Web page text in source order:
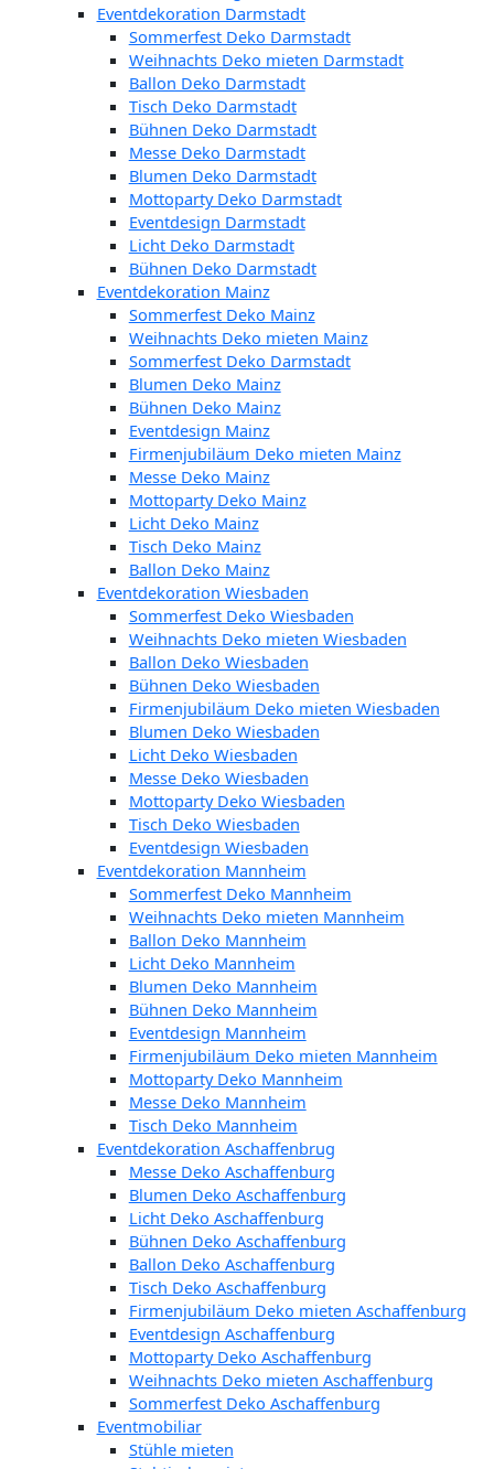
Eventdekoration Darmstadt
Sommerfest Deko Darmstadt
Weihnachts Deko mieten Darmstadt
Ballon Deko Darmstadt
Tisch Deko Darmstadt
Bühnen Deko Darmstadt
Messe Deko Darmstadt
Blumen Deko Darmstadt
Mottoparty Deko Darmstadt
Eventdesign Darmstadt
Licht Deko Darmstadt
Bühnen Deko Darmstadt
Eventdekoration Mainz
Sommerfest Deko Mainz
Weihnachts Deko mieten Mainz
Sommerfest Deko Darmstadt
Blumen Deko Mainz
Bühnen Deko Mainz
Eventdesign Mainz
Firmenjubiläum Deko mieten Mainz
Messe Deko Mainz
Mottoparty Deko Mainz
Licht Deko Mainz
Tisch Deko Mainz
Ballon Deko Mainz
Eventdekoration Wiesbaden
Sommerfest Deko Wiesbaden
Weihnachts Deko mieten Wiesbaden
Ballon Deko Wiesbaden
Bühnen Deko Wiesbaden
Firmenjubiläum Deko mieten Wiesbaden
Blumen Deko Wiesbaden
Licht Deko Wiesbaden
Messe Deko Wiesbaden
Mottoparty Deko Wiesbaden
Tisch Deko Wiesbaden
Eventdesign Wiesbaden
Eventdekoration Mannheim
Sommerfest Deko Mannheim
Weihnachts Deko mieten Mannheim
Ballon Deko Mannheim
Licht Deko Mannheim
Blumen Deko Mannheim
Bühnen Deko Mannheim
Eventdesign Mannheim
Firmenjubiläum Deko mieten Mannheim
Mottoparty Deko Mannheim
Messe Deko Mannheim
Tisch Deko Mannheim
Eventdekoration Aschaffenbrug
Messe Deko Aschaffenburg
Blumen Deko Aschaffenburg
Licht Deko Aschaffenburg
Bühnen Deko Aschaffenburg
Ballon Deko Aschaffenburg
Tisch Deko Aschaffenburg
Firmenjubiläum Deko mieten Aschaffenburg
Eventdesign Aschaffenburg
Mottoparty Deko Aschaffenburg
Weihnachts Deko mieten Aschaffenburg
Sommerfest Deko Aschaffenburg
Eventmobiliar
Stühle mieten